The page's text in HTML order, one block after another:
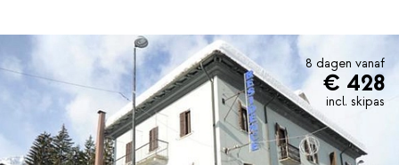
8 dagen vanaf
€ 428
incl. skipas